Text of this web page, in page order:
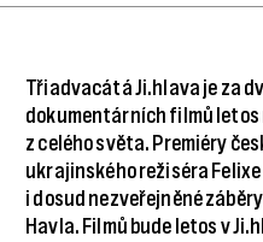
Třiadvacátá Ji.hlava je za
dokumentárních filmů
z celého světa. Premiéry
ukrajinského režiséra
i dosud nezveřejněné
Havla. Filmů bude letos v